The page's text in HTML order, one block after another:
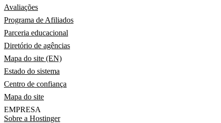
Avaliações
Programa de Afiliados
Parceria educacional
Diretório de agências
Mapa do site (EN)
Estado do sistema
Centro de confiança
Mapa do site
EMPRESA
Sobre a Hostinger